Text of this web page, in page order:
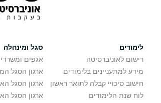
לימודים
רישום לאוניברסיטה
מידע למתעניינים בלימודים
חישוב סיכויי קבלה לתואר ראשון
לוח שנת הלימודים
סגל ומינהלה
אגפים
ארגון הסגל
ארגון הסגל
ארגון הסגל